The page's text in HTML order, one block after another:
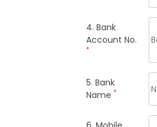
4. Bank
Account No.
*
5. Bank
Name *